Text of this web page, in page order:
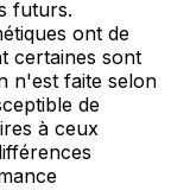
futurs.
ont de
certaines sont
n'est faite selon
de
à ceux